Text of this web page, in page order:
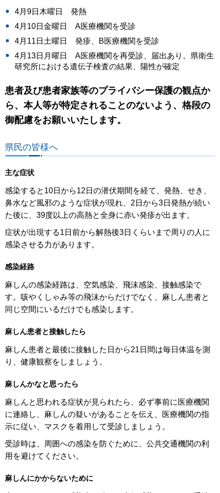
4月9日木曜日 発熱
4月10日金曜日 A医療機関を受診
4月11日土曜日 発疹、B医療機関を受診
4月13日月曜日 A医療機関を再受診、届出あり。県衛生
研究所における遺伝子検査の結果、陽性が確定
患者及び患者家族等のプライバシー保護の観点か
ら、本人等が特定されることのないよう、格段の
御配慮をお願いいたします。
県民の皆様へ
主な症状
感染すると10日から12日の潜伏期間を経て、発熱、せき、
鼻水など風邪のような症状が現れ、2日から3日発熱が続い
た後に、39度以上の高熱と全身に赤い発疹が出ます。
症状が出現する1日前から解熱後3日くらいまで周りの人に
感染させる力があります。
感染経路
麻しんの感染経路は、空気感染、飛沫感染、接触感染で
す。咳やくしゃみ等の飛沫からだけでなく、麻しん患者と
同じ空間にいるだけでも感染します。
麻しん患者と接触したら
麻しん患者と最後に接触した日から21日間は毎日体温を測
り、健康観察をしましょう。
麻しんかなと思ったら
麻しんと思われる症状が見られたら、必ず事前に医療機関
に連絡し、麻しんの疑いがあることを伝え、医療機関の指
示に従い、マスクを着用して受診しましょう。
受診時は、周囲への感染を防ぐために、公共交通機関の利
用を避けてください。
麻しんにかからないために